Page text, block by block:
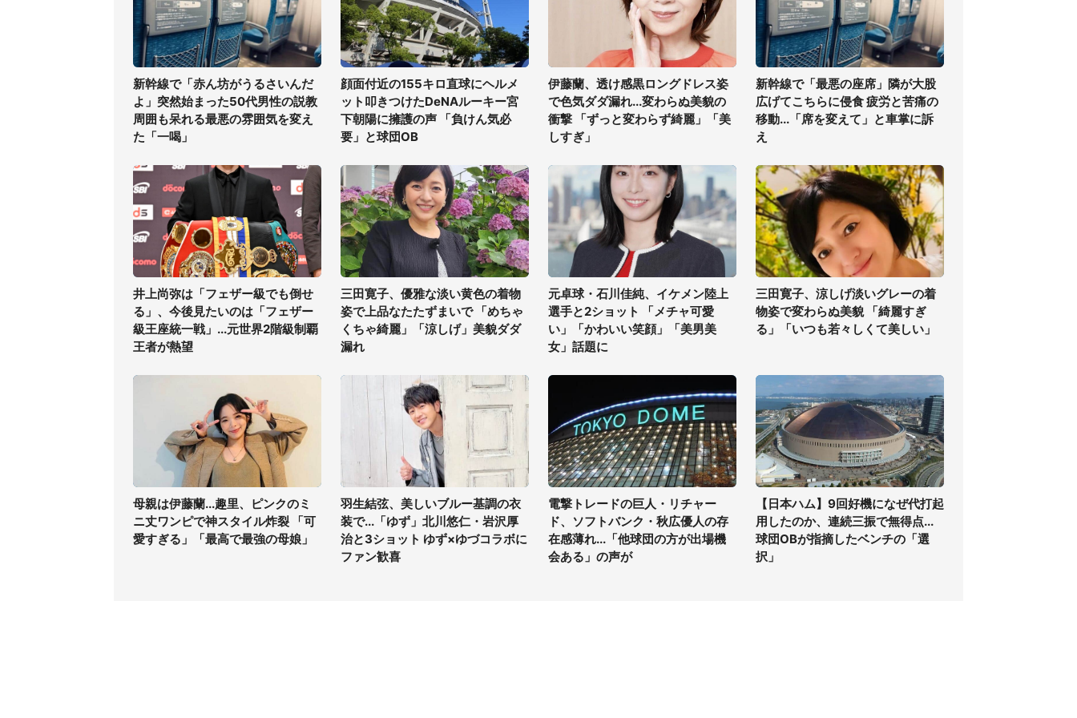
新幹線で「赤ん坊がうるさいんだ
よ」突然始まった50代男性の説教
周囲も呆れる最悪の雰囲気を変え
た「一喝」
顔面付近の155キロ直球にヘルメ
ット叩きつけたDeNAルーキー宮
下朝陽に擁護の声 「負けん気必
要」と球団OB
伊藤蘭、透け感黒ロングドレス姿
で色気ダダ漏れ...変わらぬ美貌の
衝撃 「ずっと変わらず綺麗」「美
しすぎ」
新幹線で「最悪の座席」隣が大股
広げてこちらに侵食 疲労と苦痛の
移動...「席を変えて」と車掌に訴
え
井上尚弥は「フェザー級でも倒せ
る」、今後見たいのは「フェザー
級王座統一戦」...元世界2階級制覇
王者が熱望
三田寛子、優雅な淡い黄色の着物
姿で上品なたたずまいで 「めちゃ
くちゃ綺麗」「涼しげ」美貌ダダ
漏れ
元卓球・石川佳純、イケメン陸上
選手と2ショット 「メチャ可愛
い」「かわいい笑顔」「美男美
女」話題に
三田寛子、涼しげ淡いグレーの着
物姿で変わらぬ美貌 「綺麗すぎ
る」「いつも若々しくて美しい」
母親は伊藤蘭...趣里、ピンクのミ
ニ丈ワンピで神スタイル炸裂 「可
愛すぎる」「最高で最強の母娘」
羽生結弦、美しいブルー基調の衣
装で...「ゆず」北川悠仁・岩沢厚
治と3ショット ゆず×ゆづコラボに
ファン歓喜
電撃トレードの巨人・リチャー
ド、ソフトバンク・秋広優人の存
在感薄れ...「他球団の方が出場機
会ある」の声が
【日本ハム】9回好機になぜ代打起
用したのか、連続三振で無得点...
球団OBが指摘したベンチの「選
択」